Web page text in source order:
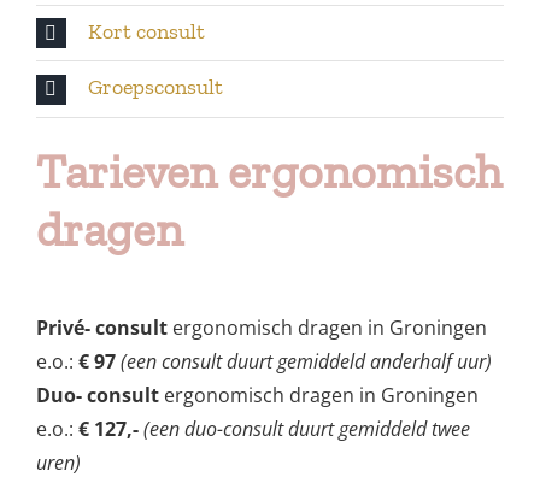
Kort consult
Groepsconsult
Tarieven ergonomisch
dragen
Privé- consultergonomisch dragen in Groningen
e.o.: € 97(een consult duurt gemiddeld anderhalf uur)
Duo- consultergonomisch dragen in Groningen
e.o.: € 127,-(een duo-consult duurt gemiddeld twee
uren)